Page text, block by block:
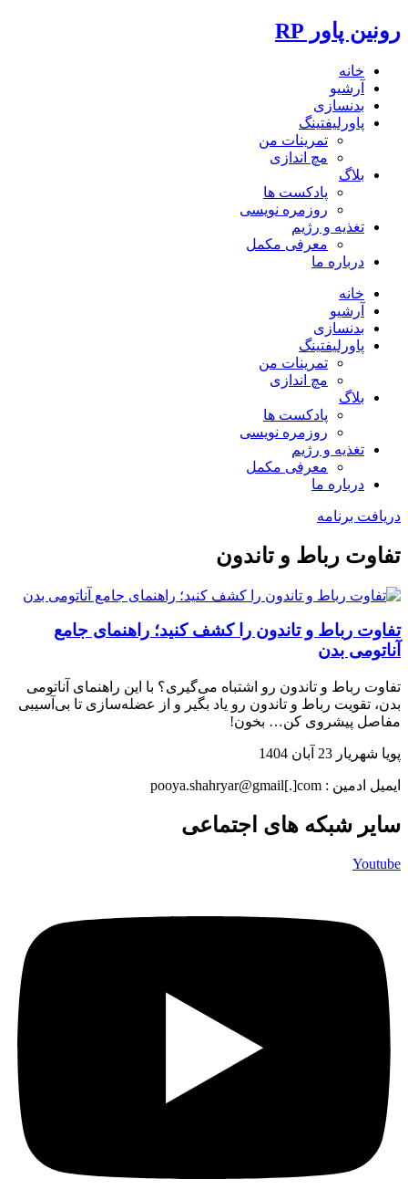
رونین پاور RP
خانه
آرشیو
بدنسازی
پاورلیفتینگ
تمرینات من
مچ اندازی
بلاگ
پادکست ها
روزمره نویسی
تغذیه و رژیم
معرفی مکمل
درباره ما
خانه
آرشیو
بدنسازی
پاورلیفتینگ
تمرینات من
مچ اندازی
بلاگ
پادکست ها
روزمره نویسی
تغذیه و رژیم
معرفی مکمل
درباره ما
دریافت برنامه
تفاوت رباط و تاندون
تفاوت رباط و تاندون را کشف کنید؛ راهنمای جامع
آناتومی بدن
تفاوت رباط و تاندون رو اشتباه می‌گیری؟ با این راهنمای آناتومی
بدن، تقویت رباط و تاندون رو یاد بگیر و از عضله‌سازی تا بی‌آسیبی
مفاصل پیشروی کن… بخون!
پویا شهریار 23 آبان 1404
ایمیل ادمین : pooya.shahryar@gmail[.]com
سایر شبکه های اجتماعی
Youtube